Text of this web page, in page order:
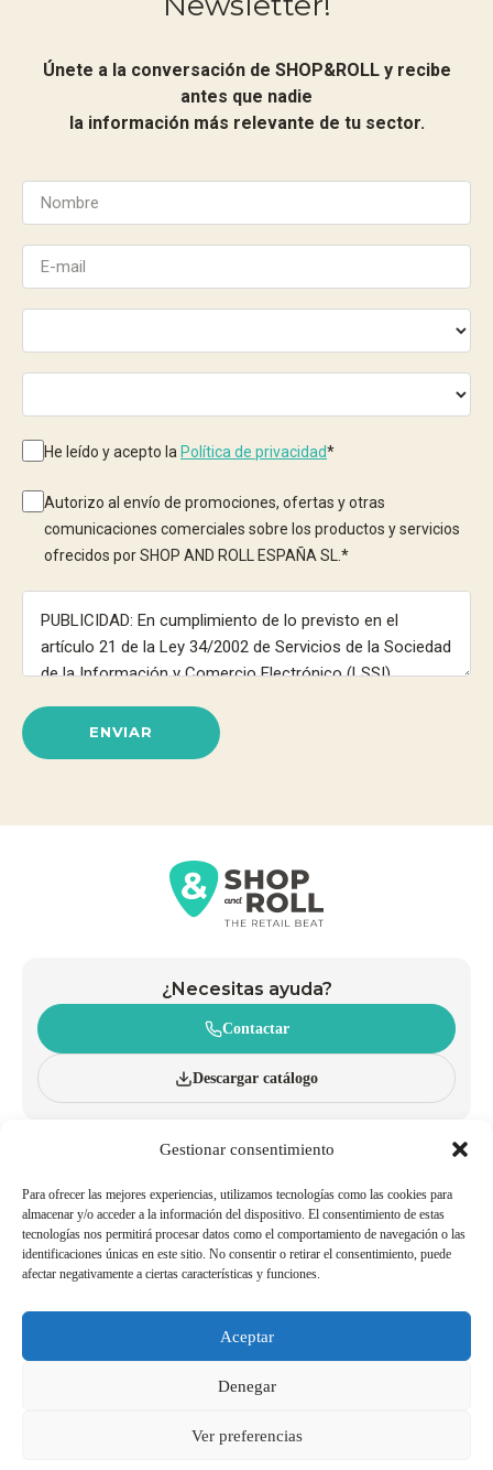
Gestionar consentimiento
Para ofrecer las mejores experiencias, utilizamos tecnologías como las cookies para
almacenar y/o acceder a la información del dispositivo. El consentimiento de estas
tecnologías nos permitirá procesar datos como el comportamiento de navegación o las
identificaciones únicas en este sitio. No consentir o retirar el consentimiento, puede
afectar negativamente a ciertas características y funciones.
Aceptar
Denegar
Ver preferencias
Únete a la conversación de SHOP&ROLL y recibe
antes que nadie
la información más relevante de tu sector.
He leído y acepto la Política de privacidad*
Autorizo al envío de promociones, ofertas y otras
comunicaciones comerciales sobre los productos y servicios
ofrecidos por SHOP AND ROLL ESPAÑA SL. *
ENVIAR
¿Necesitas ayuda?
Contactar
Descargar catálogo
CATÁLOGO
BLOG
CARROS
CESTAS DE MANO
ACCESORIOS
POLÍTICAS DE CALIDAD Y
MEDIOAMBIENTE
TRABAJA CON NOSOTROS
Copyright 2026© Derechos reservados a SHOP AND ROLL ESPAÑA, SL